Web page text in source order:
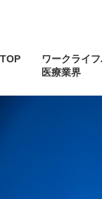
TOP
ワークライ
医療業界